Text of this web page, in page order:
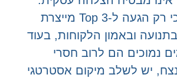
המאמר מדגיש כי רק הגעה ל-Top 3 מייצרת
ובאמון הלקוחות, בעוד
נמוכים הם לרוב חסרי
יש לשלב מיקום אסטרטגי